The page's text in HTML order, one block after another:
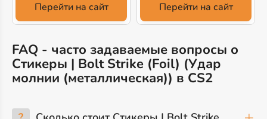
Перейти на сайт Перейти на сайт
FAQ - часто задаваемые вопросы о
Стикеры | Bolt Strike (Foil) (Удар
молнии (металлическая)) в CS2